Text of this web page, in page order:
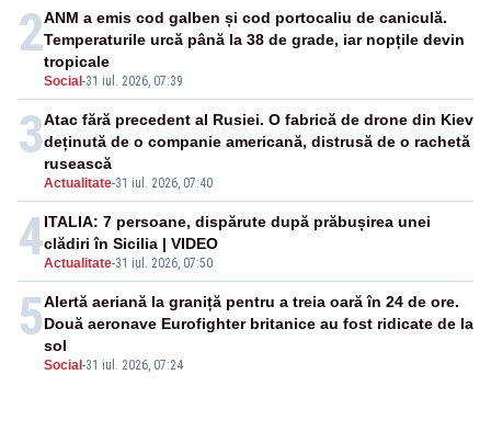
2
Social -31 iul. 2026, 07:39
ANM a emis cod galben și cod portocaliu de caniculă.
Temperaturile urcă până la 38 de grade, iar nopțile devin
tropicale
3
Actualitate-31 iul. 2026, 07:40
Atac fără precedent al Rusiei. O fabrică de drone din Kiev
deținută de o companie americană, distrusă de o rachetă
rusească
4Actualitate-31 iul. 2026, 07:50
ITALIA: 7 persoane, dispărute după prăbușirea unei
clădiri în Sicilia | VIDEO
5
Social -31 iul. 2026, 07:24
Alertă aeriană la graniță pentru a treia oară în 24 de ore.
Două aeronave Eurofighter britanice au fost ridicate de la
sol